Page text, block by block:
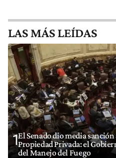
LAS MÁS LEÍDAS
1El Senado dio media
Propiedad Privada: el
del Manejo del Fuego